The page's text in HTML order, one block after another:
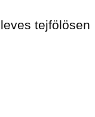
tejfölösen